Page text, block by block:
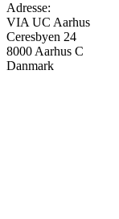
Adresse:
VIA UC Aarhus
Ceresbyen 24
8000 Aarhus C
Danmark